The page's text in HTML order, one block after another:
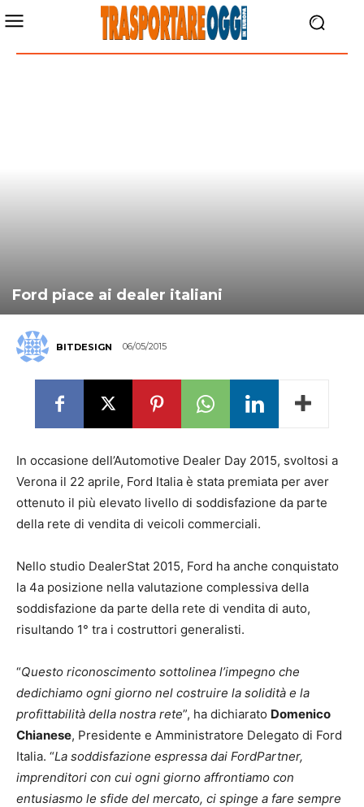
Ford piace ai dealer italiani
BITDESIGN 06/05/2015
In occasione dell’Automotive Dealer Day 2015, svoltosi a
Verona il 22 aprile, Ford Italia è stata premiata per aver
ottenuto il più elevato livello di soddisfazione da parte
della rete di vendita di veicoli commerciali.
Nello studio DealerStat 2015, Ford ha anche conquistato
la 4a posizione nella valutazione complessiva della
soddisfazione da parte della rete di vendita di auto,
risultando 1° tra i costruttori generalisti.
“Questo riconoscimento sottolinea l’impegno che
dedichiamo ogni giorno nel costruire la solidità e la
profittabilità della nostra rete”, ha dichiarato Domenico
Chianese, Presidente e Amministratore Delegato di Ford
Italia. “La soddisfazione espressa dai FordPartner,
imprenditori con cui ogni giorno affrontiamo con
entusiasmo le sfide del mercato, ci spinge a fare sempre